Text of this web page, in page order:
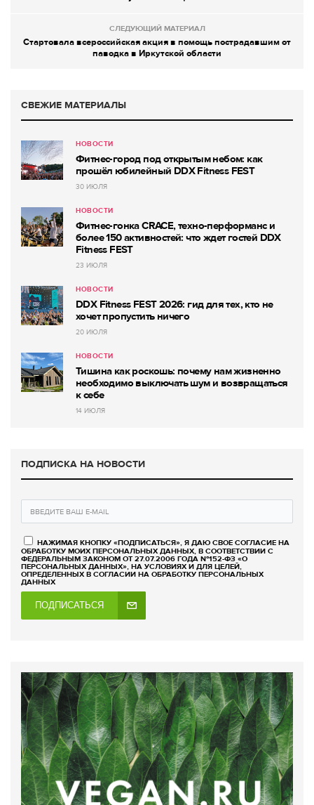
СЛЕДУЮЩИЙ МАТЕРИАЛ
Стартовала всероссийская акция в помощь пострадавшим от
паводка в Иркутской области
СВЕЖИЕ МАТЕРИАЛЫ
НОВОСТИ
Фитнес-город под открытым небом: как
прошёл юбилейный DDX Fitness FEST
30 ИЮЛЯ
НОВОСТИ
Фитнес-гонка CRACE, техно-перформанс и
более 150 активностей: что ждет гостей DDX
Fitness FEST
23 ИЮЛЯ
НОВОСТИ
DDX Fitness FEST 2026: гид для тех, кто не
хочет пропустить ничего
20 ИЮЛЯ
НОВОСТИ
Тишина как роскошь: почему нам жизненно
необходимо выключать шум и возвращаться
к себе
14 ИЮЛЯ
ПОДПИСКА НА НОВОСТИ
НАЖИМАЯ КНОПКУ «ПОДПИСАТЬСЯ», Я ДАЮ СВОЕ СОГЛАСИЕ НА
ОБРАБОТКУ МОИХ ПЕРСОНАЛЬНЫХ ДАННЫХ, В СООТВЕТСТВИИ С
ФЕДЕРАЛЬНЫМ ЗАКОНОМ ОТ 27.07.2006 ГОДА №152-ФЗ «О
ПЕРСОНАЛЬНЫХ ДАННЫХ», НА УСЛОВИЯХ И ДЛЯ ЦЕЛЕЙ,
ОПРЕДЕЛЕННЫХ В СОГЛАСИИ НА ОБРАБОТКУ ПЕРСОНАЛЬНЫХ
ДАННЫХ
ПОДПИСАТЬСЯ